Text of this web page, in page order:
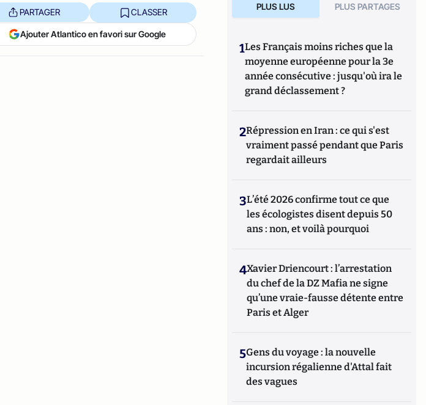
PARTAGER CLASSER
Ajouter Atlantico en favori sur Google
PLUS LUS PLUS PARTAGES
1Les Français moins riches que la
moyenne européenne pour la 3e
année consécutive : jusqu'où ira le
grand déclassement ?
2Répression en Iran : ce qui s'est
vraiment passé pendant que Paris
regardait ailleurs
3L’été 2026 confirme tout ce que
les écologistes disent depuis 50
ans : non, et voilà pourquoi
4Xavier Driencourt : l’arrestation
du chef de la DZ Mafia ne signe
qu’une vraie-fausse détente entre
Paris et Alger
5Gens du voyage : la nouvelle
incursion régalienne d'Attal fait
des vagues